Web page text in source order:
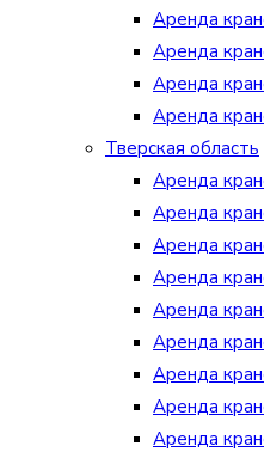
Аренда
Аренда
Аренда
Аренда
Тверская область
Аренда
Аренда
Аренда
Аренда
Аренда
Аренда
Аренда
Аренда
Аренда